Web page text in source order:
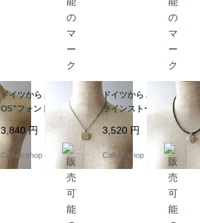
ドイツから かわいい"S
OS"フォントのロケッ
トペンダント コスチュ
ームジュエリー アクセ
サリー アンティーク_2
60727 ia0044
3,840円
Callum shop
ドイツから ハート型の
ラインストーンチャー
ム ペンダント コスチュ
ームジュエリー アクセ
サリー アンティーク_2
60727 ia0043
3,520 円
Callum shop